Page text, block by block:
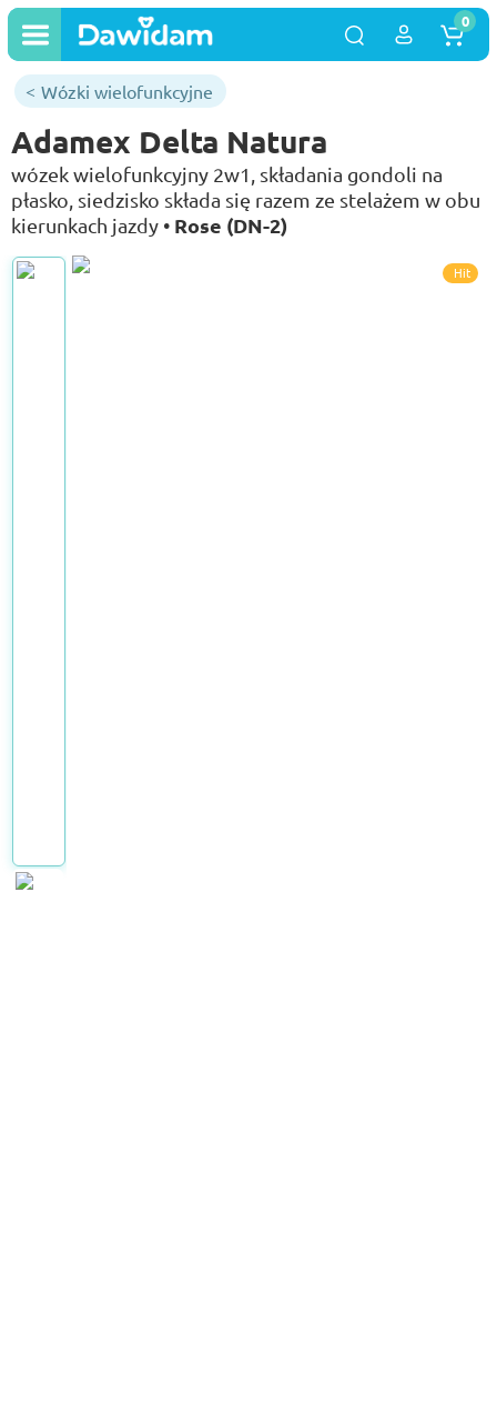
0
Wózki wielofunkcyjne
Adamex Delta Natura
wózek wielofunkcyjny 2w1, składania gondoli na
płasko, siedzisko składa się razem ze stelażem w obu
kierunkach jazdy • Rose (DN-2)
Hit